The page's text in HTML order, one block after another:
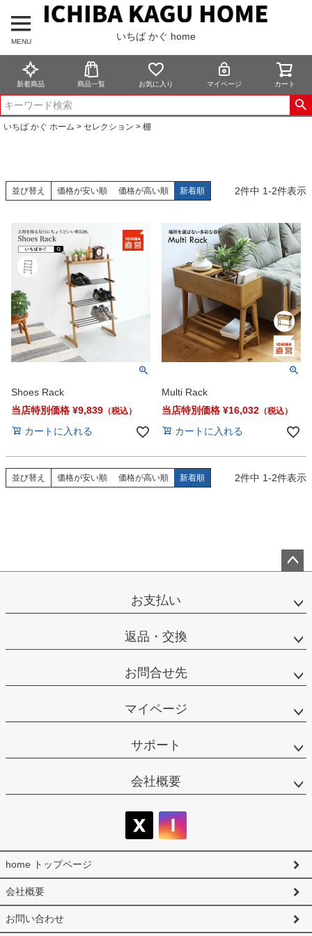
MENU いちば かぐ home
新着商品 商品一覧 お気に入り マイページ カート
いちば かぐ ホーム セレクション 棚
並び替え 価格が安い順 価格が高い順 新着順 2件中 1-2件表示
Shoes Rack
当店特別価格 ¥9,839
カートに入れる
Multi Rack
当店特別価格 ¥16,032
カートに入れる
並び替え 価格が安い順 価格が高い順 新着順 2件中 1-2件表示
ップ
お支払い
返品・交換
お問合せ先
マイページ
サポート
会社概要
home トップページ
会社概要
お問い合わせ